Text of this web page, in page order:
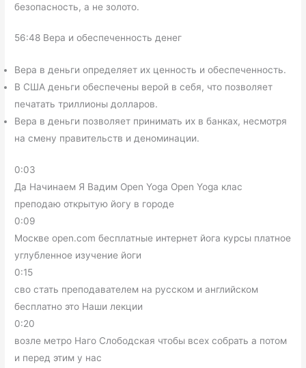
безопасность, а не золото.
56:48 Вера и обеспеченность денег
Вера в деньги определяет их ценность и обеспеченность.
В США деньги обеспечены верой в себя, что позволяет
печатать триллионы долларов.
Вера в деньги позволяет принимать их в банках, несмотря
на смену правительств и деноминации.
0:03
Да Начинаем Я Вадим Open Yoga Open Yoga клас
преподаю открытую йогу в городе
0:09
Москве open.com бесплатные интернет йога курсы платное
углубленное изучение йоги
0:15
сво стать преподавателем на русском и английском
бесплатно это Наши лекции
0:20
возле метро Наго Слободская чтобы всех собрать а потом
и перед этим у нас